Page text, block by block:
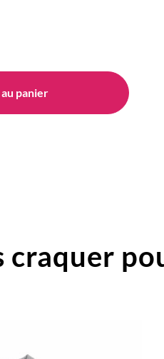
panier
craquer